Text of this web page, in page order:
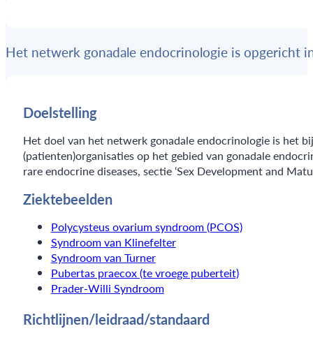
Het netwerk gonadale endocrinologie is opgericht
Doelstelling
Het doel van het netwerk gonadale endocrinologie is het
(patienten)organisaties op het gebied van gonadale
rare endocrine diseases, sectie ‘Sex Development and
Ziektebeelden
Polycysteus ovarium syndroom (PCOS)
Syndroom van Klinefelter
Syndroom van Turner
Pubertas praecox (te vroege puberteit)
Prader-Willi Syndroom
Richtlijnen/leidraad/standaard